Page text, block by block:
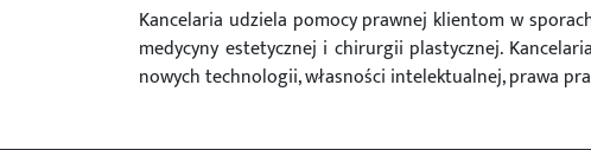
Kancelaria udziela pomocy prawnej klientom w
medycyny estetycznej i chirurgii plastycznej.
nowych technologii, własności intelektualnej, prawa